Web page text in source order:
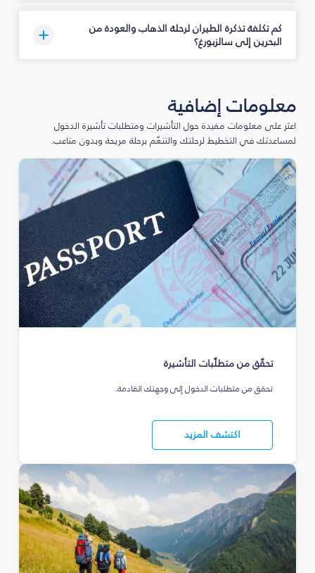
كم تكلفة تذكرة الطيران لرحلة الذهاب والعودة من
البحرين إلى سالزبورغ؟
معلومات إضافية
اعثر على معلومات مفيدة حول التأشيرات ومتطلبات تأشيرة الدخول
لمساعدتك في التخطيط لرحلتك والتنعّم برحلة مريحة وبدون متاعب.
تحقّق من متطلّبات التأشيرة
تحقق من متطلبات الدخول إلى وجهتك القادمة.
اكتشف المزيد